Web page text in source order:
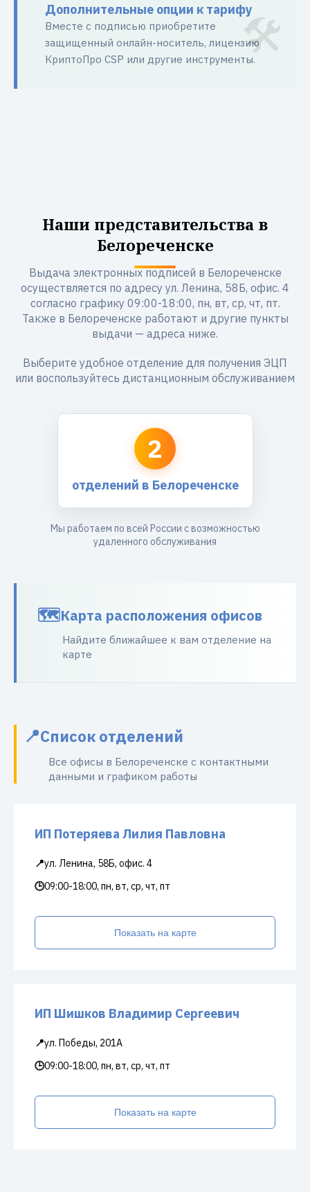
Дополнительные опции к тарифу
Вместе с подписью приобретите
защищенный онлайн-носитель, лицензию
КриптоПро CSP или другие инструменты.
Наши представительства в
Белореченске
Выдача электронных подписей в Белореченске
осуществляется по адресу ул. Ленина, 58Б, офис. 4
согласно графику 09:00-18:00, пн, вт, ср, чт, пт.
Также в Белореченске работают и другие пункты
выдачи — адреса ниже.
Выберите удобное отделение для получения ЭЦП
или воспользуйтесь дистанционным обслуживанием
2
отделений в Белореченске
Мы работаем по всей России с возможностью
удаленного обслуживания
Карта расположения офисов
Найдите ближайшее к вам отделение на
карте
Список отделений
Все офисы в Белореченске с контактными
данными и графиком работы
ИП Потеряева Лилия Павловна
📍ул. Ленина, 58Б, офис. 4
🕒09:00-18:00, пн, вт, ср, чт, пт
Показать на карте
ИП Шишков Владимир Сергеевич
📍ул. Победы, 201А
🕒09:00-18:00, пн, вт, ср, чт, пт
Показать на карте